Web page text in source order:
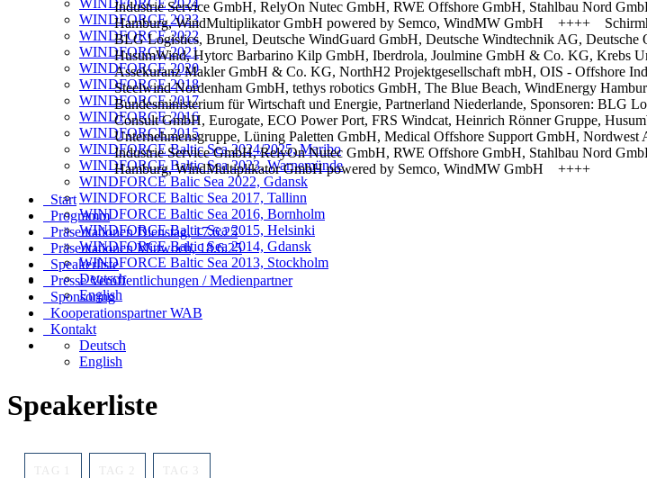
WINDFORCE 2024
WINDFORCE 2023
WINDFORCE 2022
WINDFORCE 2021
WINDFORCE 2020
WINDFORCE 2018
WINDFORCE 2017
WINDFORCE 2016
WINDFORCE 2015
WINDFORCE Baltic Sea 2024/2025, Maribo
WINDFORCE Baltic Sea 2023, Warnemünde
WINDFORCE Balic Sea 2022, Gdansk
WINDFORCE Baltic Sea 2017, Tallinn
WINDFORCE Baltic Sea 2016, Bornholm
WINDFORCE Baltic Sea 2015, Helsinki
WINDFORCE Baltic Sea 2014, Gdansk
WINDFORCE Baltic Sea 2013, Stockholm
Deutsch
English
Industrie Service GmbH, RelyOn Nutec GmbH, RWE Offshore GmbH, Stahlbau Nord
Hamburg, WindMultiplikator GmbH powered by Semco, WindMW GmbH ++++
BLG Logistics, Brunel, Deutsche WindGuard GmbH, Deutsche Windtechnik AG,
HusumWind, Hytorc Barbarino Kilp GmbH, Iberdrola, Joulmine GmbH & Co. KG, Krebs
Assekuranz Makler GmbH & Co. KG, NorthH2 Projektgesellschaft mbH, OIS - Offshore
Steelwind Nordenham GmbH, tethys robotics GmbH, The Blue Beach, WindEnergy
Bundesministerium für Wirtschaft und Energie, Partnerland Niederlande, Sponsoren: BLG
Consult GmbH, Eurogate, ECO Power Port, FRS Windcat, Heinrich Rönner Gruppe,
Unternehmensgruppe, Lüning Paletten GmbH, Medical Offshore Support GmbH,
Industrie Service GmbH, RelyOn Nutec GmbH, RWE Offshore GmbH, Stahlbau Nord
Hamburg, WindMultiplikator GmbH powered by Semco, WindMW GmbH ++++
Start
Programm
Präsentationen Dienstag, 17.6.25
Präsentationen Mittwoch, 18.6.25
Speakerliste
Presse Veröffentlichungen / Medienpartner
Sponsoring
Kooperationspartner WAB
Kontakt
Deutsch
English
Speakerliste
TAG 1 TAG 2 TAG 3